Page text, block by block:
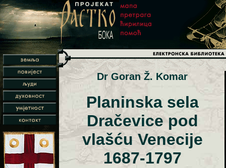
Dr Goran Ž. Komar
Planinska sela
Dračevice pod
vlašću Venecije
1687-1797